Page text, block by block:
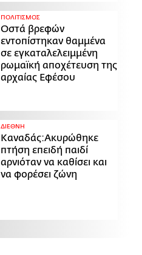
ΠΟΛΙΤΙΣΜΟΣ
Οστά βρεφών
εντοπίστηκαν θαμμένα
σε εγκαταλελειμμένη
ρωμαϊκή αποχέτευση της
αρχαίας Εφέσου
ΔΙΕΘΝΗ
Καναδάς:Ακυρώθηκε
πτήση επειδή παιδί
αρνιόταν να καθίσει και
να φορέσει ζώνη